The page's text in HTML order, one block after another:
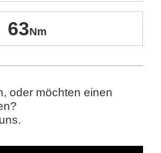
63
oder möchten einen